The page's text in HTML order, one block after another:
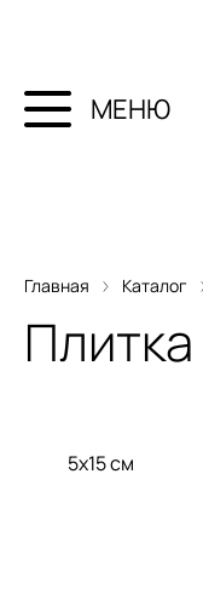
МЕНЮ
Главная Каталог
Плитка
5x15 см